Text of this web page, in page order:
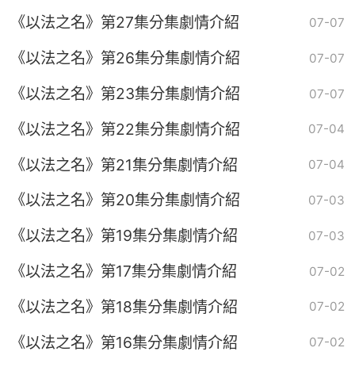
《以法之名》第27集分集劇情介紹 07-07
《以法之名》第26集分集劇情介紹 07-07
《以法之名》第23集分集劇情介紹 07-07
《以法之名》第22集分集劇情介紹 07-04
《以法之名》第21集分集劇情介紹 07-04
《以法之名》第20集分集劇情介紹 07-03
《以法之名》第19集分集劇情介紹 07-03
《以法之名》第17集分集劇情介紹 07-02
《以法之名》第18集分集劇情介紹 07-02
《以法之名》第16集分集劇情介紹 07-02